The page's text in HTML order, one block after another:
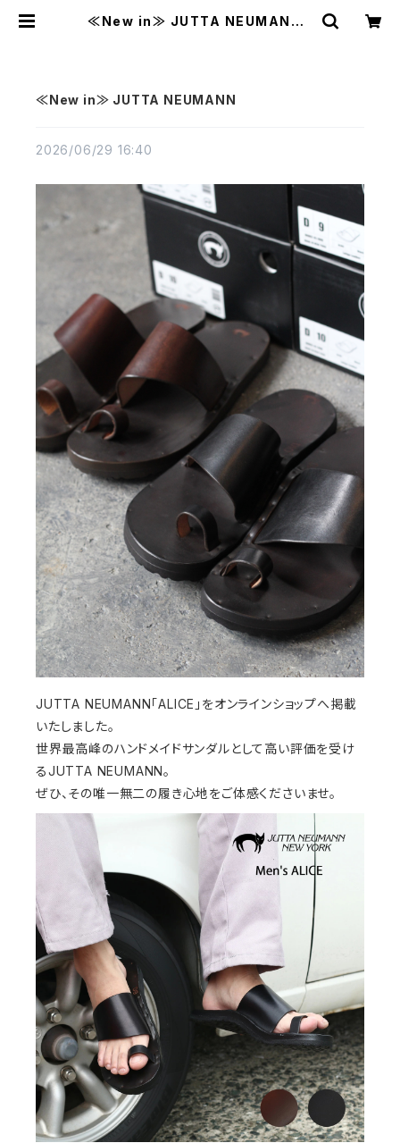
≪New in≫ JUTTA NEUMANN |
≪New in≫ JUTTA NEUMANN
2026/06/29 16:40
JUTTA NEUMANN「ALICE」をオンラインショップへ掲載
いたしました。
世界最高峰のハンドメイドサンダルとして高い評価を受け
るJUTTA NEUMANN。
ぜひ、その唯一無二の履き心地をご体感くださいませ。